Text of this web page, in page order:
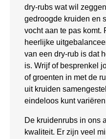
dry-rubs wat wil
gedroogde kruiden en
vocht aan te pas komt.
heerlijke
van een dry-rub is dat
is. Wrijf of besprenkel
of groenten in met de
uit kruiden
eindeloos kunt
De kruidenrubs in ons
kwaliteit. Er zijn veel